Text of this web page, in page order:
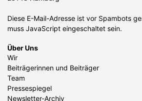
Diese E-Mail-Adresse ist vor Spambots
muss JavaScript eingeschaltet sein.
Über Uns
Wir
Beiträgerinnen und Beiträger
Team
Pressespiegel
Newsletter-Archiv